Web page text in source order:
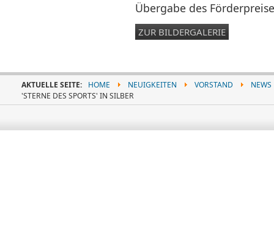
Übergabe des
ZUR BILDERGALERIE
AKTUELLE SEITE: HOME NEUIGKEITEN VORSTAND
NEWS
'STERNE DES SPORTS' IN SILBER